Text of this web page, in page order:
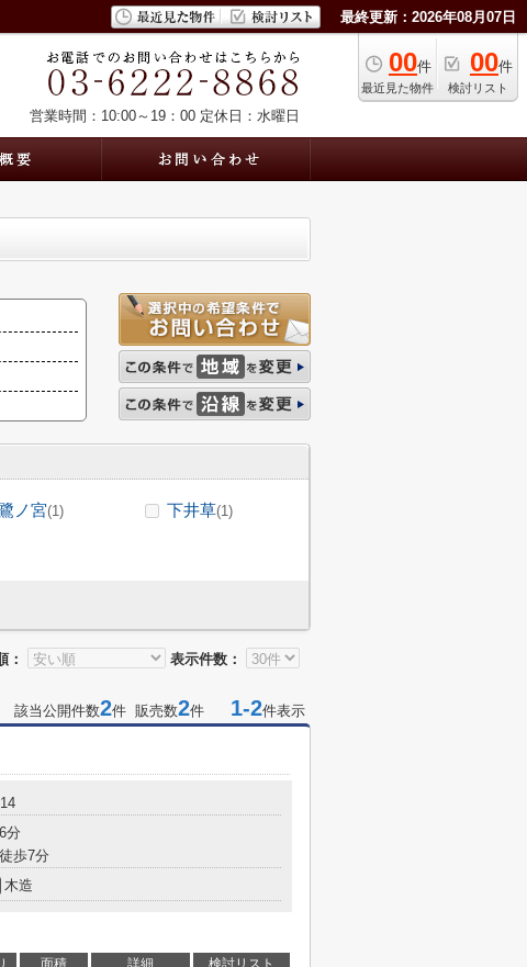
最終更新：2026年08月07日
00件
最近見た物件
00件
検討リスト
営業時間：10:00～19：00 定休日：水曜日
ノ宮(1) 下井草(1)
： 表示件数：
該当公開件数2件 販売数2件 1-2件表示
分
歩7分
木造
面積 詳細
検討リスト